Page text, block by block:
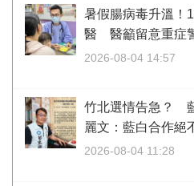
暑假腸病毒升溫！
醫 醫籲留意重症
2026-08-04 14:57
竹北選情告急？
麗文：藍白合作絕
2026-08-04 11:28